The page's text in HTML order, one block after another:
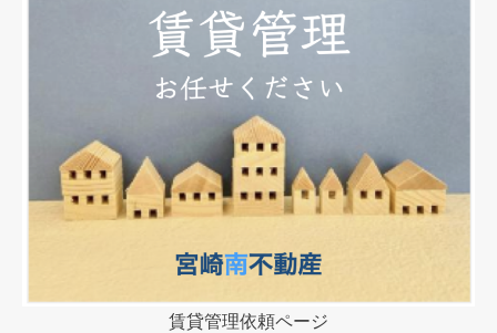
賃貸管理依頼ページ